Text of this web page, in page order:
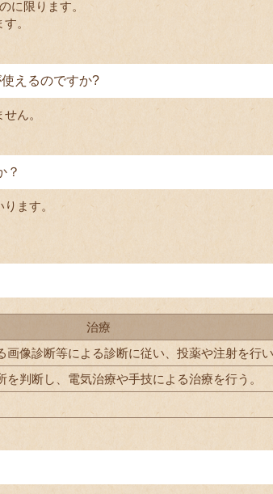
に限ります。
。
えるのですか?
ん。
？
ます。
治療
画像診断等による診断に従い、投薬や注射を行い
判断し、電気治療や手技による治療を行う。